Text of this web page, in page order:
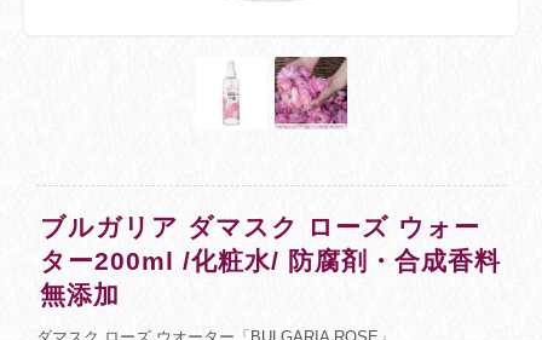
ブルガリア ダマスク ローズ ウォー
ター200ml /化粧水/ 防腐剤・合成香料
無添加